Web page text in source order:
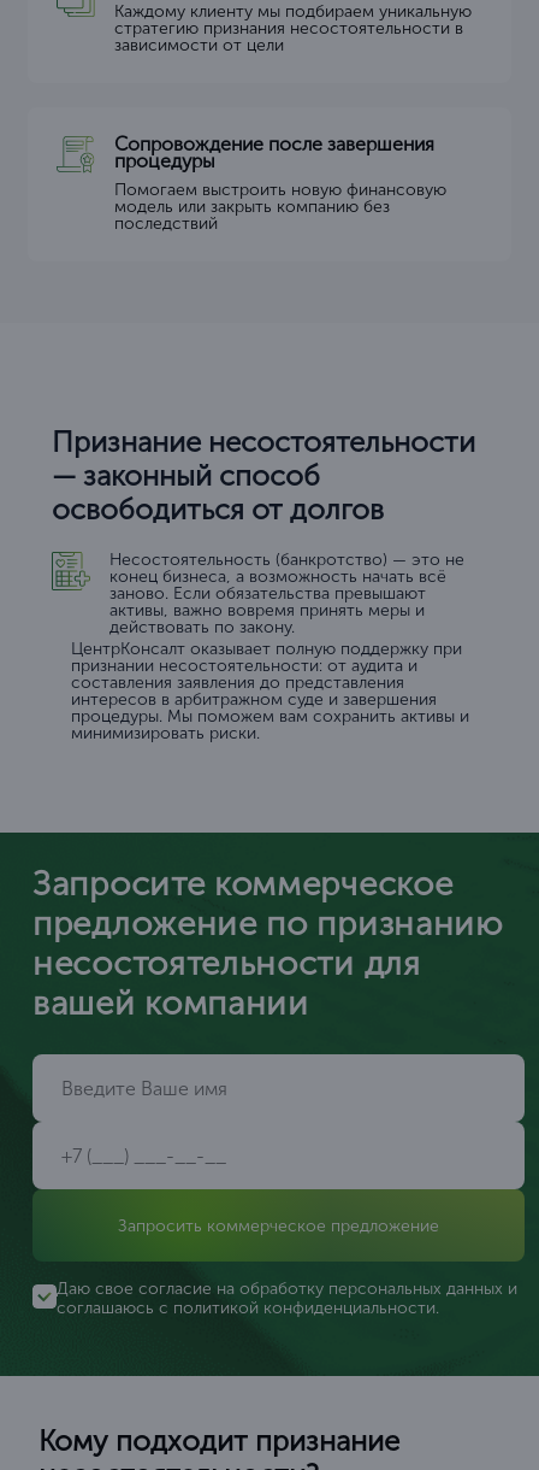
Каждому клиенту мы подбираем уникальную
стратегию признания несостоятельности в
зависимости от цели
Сопровождение после завершения
процедуры
Помогаем выстроить новую финансовую
модель или закрыть компанию без
последствий
Признание несостоятельности
— законный способ
освободиться от долгов
Несостоятельность (банкротство) — это не
конец бизнеса, а возможность начать всё
заново. Если обязательства превышают
активы, важно вовремя принять меры и
действовать по закону.
ЦентрКонсалт оказывает полную поддержку при
признании несостоятельности: от аудита и
составления заявления до представления
интересов в арбитражном суде и завершения
процедуры. Мы поможем вам сохранить активы и
минимизировать риски.
Запросите коммерческое
предложение по признанию
несостоятельности для
вашей компании
Запросить коммерческое предложение
Даю свое согласие на обработку персональных данных и
соглашаюсь с политикой конфиденциальности.
Кому подходит признание